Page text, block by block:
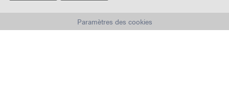
Paramètres des cookies